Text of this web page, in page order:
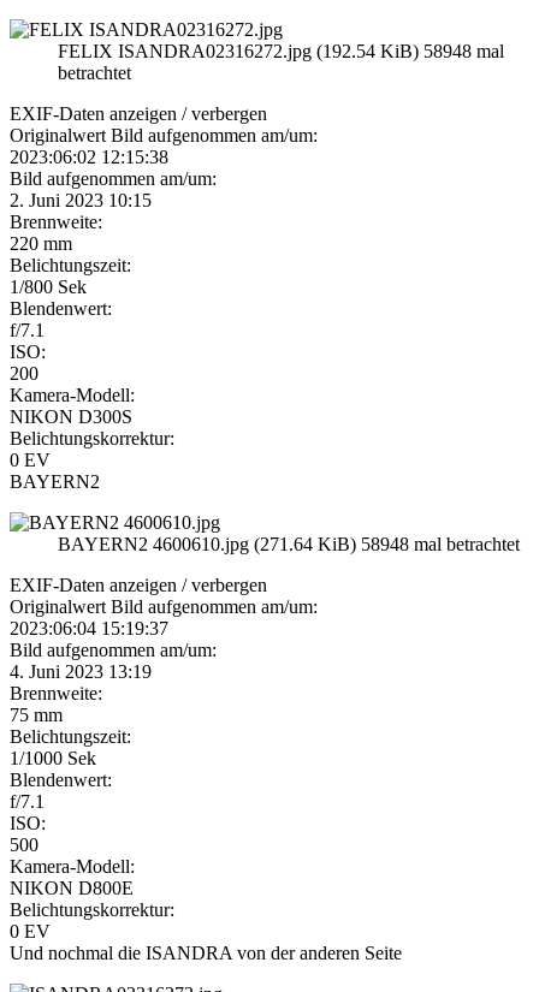
FELIX ISANDRA02316272.jpg (192.54 KiB) 58948 mal
betrachtet
EXIF-Daten anzeigen / verbergen
Originalwert Bild aufgenommen am/um:
2023:06:02 12:15:38
Bild aufgenommen am/um:
2. Juni 2023 10:15
Brennweite:
220 mm
Belichtungszeit:
1/800 Sek
Blendenwert:
f/7.1
ISO:
200
Kamera-Modell:
NIKON D300S
Belichtungskorrektur:
0 EV
BAYERN2
BAYERN2 4600610.jpg (271.64 KiB) 58948 mal betrachtet
EXIF-Daten anzeigen / verbergen
Originalwert Bild aufgenommen am/um:
2023:06:04 15:19:37
Bild aufgenommen am/um:
4. Juni 2023 13:19
Brennweite:
75 mm
Belichtungszeit:
1/1000 Sek
Blendenwert:
f/7.1
ISO:
500
Kamera-Modell:
NIKON D800E
Belichtungskorrektur:
0 EV
Und nochmal die ISANDRA von der anderen Seite